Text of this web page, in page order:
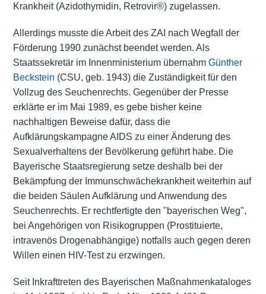
Krankheit (Azidothymidin, Retrovir®) zugelassen.
Allerdings musste die Arbeit des ZAI nach Wegfall der
Förderung 1990 zunächst beendet werden. Als
Staatssekretär im Innenministerium übernahm Günther
Beckstein (CSU, geb. 1943) die Zuständigkeit für den
Vollzug des Seuchenrechts. Gegenüber der Presse
erklärte er im Mai 1989, es gebe bisher keine
nachhaltigen Beweise dafür, dass die
Aufklärungskampagne AIDS zu einer Änderung des
Sexualverhaltens der Bevölkerung geführt habe. Die
Bayerische Staatsregierung setze deshalb bei der
Bekämpfung der Immunschwächekrankheit weiterhin auf
die beiden Säulen Aufklärung und Anwendung des
Seuchenrechts. Er rechtfertigte den "bayerischen Weg",
bei Angehörigen von Risikogruppen (Prostituierte,
intravenös Drogenabhängige) notfalls auch gegen deren
Willen einen HIV-Test zu erzwingen.
Seit Inkrafttreten des Bayerischen Maßnahmenkataloges